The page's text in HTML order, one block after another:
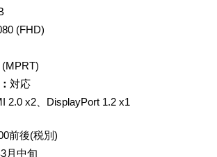
(FHD)
対応
2.0 x2、DisplayPort 1.2 x1
前後(税別)
月中旬